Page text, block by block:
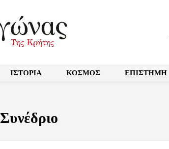
ΙΣΤΟΡΙΑ ΚΟΣΜΟΣ ΕΠΙΣΤΗΜΗ
Συνέδριο